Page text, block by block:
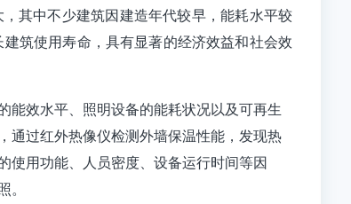
其中不少建筑因建造年代较早，能耗水平较
筑使用寿命，具有显著的经济效益和社会效
能效水平、照明设备的能耗状况以及可再生
通过红外热像仪检测外墙保温性能，发现热
使用功能、人员密度、设备运行时间等因